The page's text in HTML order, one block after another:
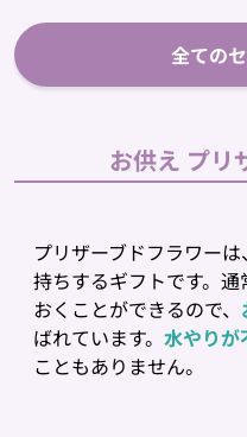
全ての
お供え プリ
プリザーブドフラワー
持ちするギフトです。
おくことができるので、
ばれています。 水やりが
こともありません。